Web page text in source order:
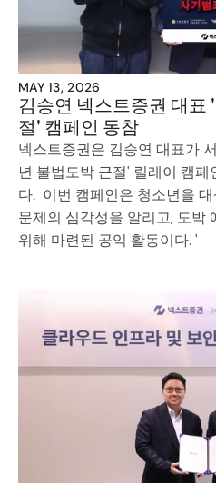
MAY 13, 2026
김승연 넥스트증권 대표
절' 캠페인 동참
넥스트증권은 김승연 대표가
년 불법도박 근절' 릴레이 캠페
다.  이번 캠페인은 청소년을
문제의 심각성을 알리고, 도박
위해 마련된 공익 활동이다. '